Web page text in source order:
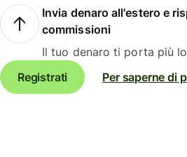
Invia denaro all'estero e
commissioni
Il tuo denaro ti porta più
Registrati
Per saperne di